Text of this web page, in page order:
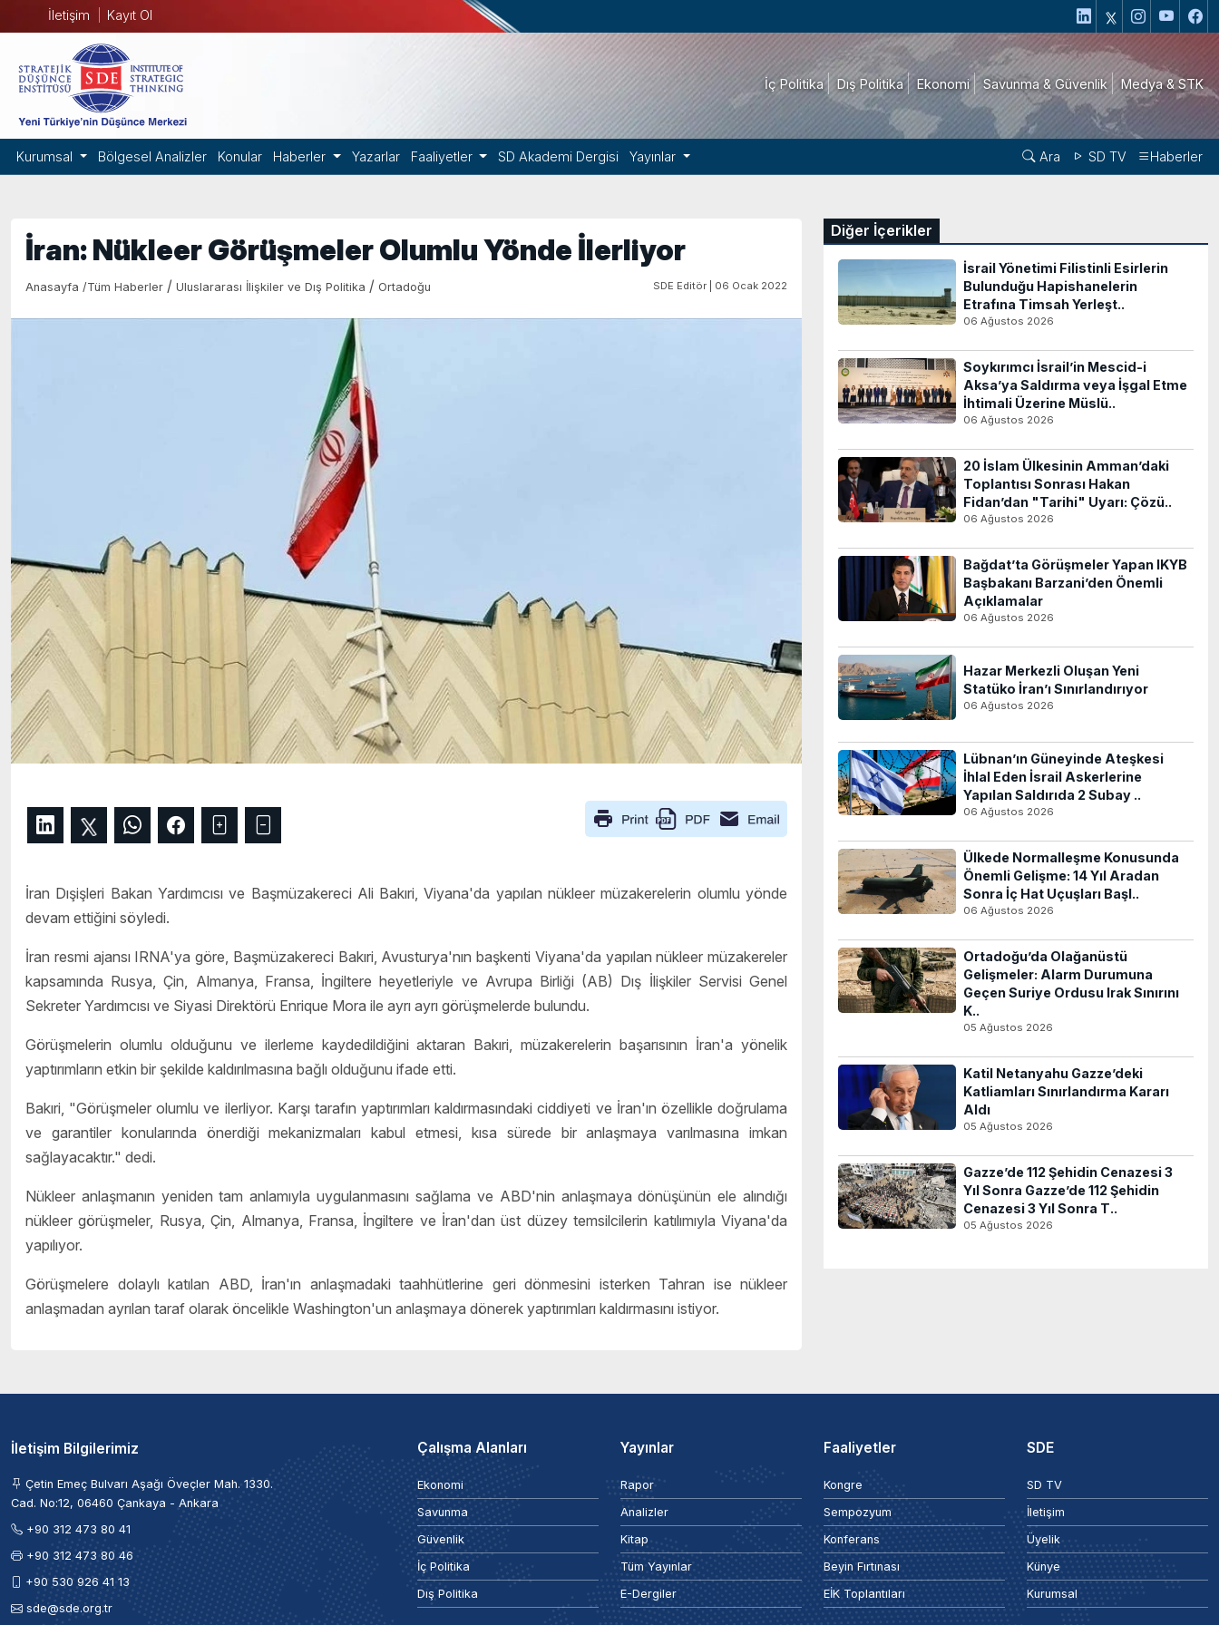
İletişim Kayıt Ol
İç Politika Dış Politika Ekonomi Savunma & Güvenlik Medya & STK
Kurumsal Bölgesel Analizler Konular Haberler Yazarlar Faaliyetler SD Akademi Dergisi Yayınlar Ara SD TV Haberler
İran: Nükleer Görüşmeler Olumlu Yönde İlerliyor
Anasayfa /Tüm Haberler / Uluslararası İlişkiler ve Dış Politika / Ortadoğu SDE Editör | 06 Ocak 2022
İran Dışişleri Bakan Yardımcısı ve Başmüzakereci Ali Bakıri, Viyana'da yapılan nükleer müzakerelerin olumlu yönde
devam ettiğini söyledi.
İran resmi ajansı IRNA'ya göre, Başmüzakereci Bakıri, Avusturya'nın başkenti Viyana'da yapılan nükleer müzakereler
kapsamında Rusya, Çin, Almanya, Fransa, İngiltere heyetleriyle ve Avrupa Birliği (AB) Dış İlişkiler Servisi Genel
Sekreter Yardımcısı ve Siyasi Direktörü Enrique Mora ile ayrı ayrı görüşmelerde bulundu.
Görüşmelerin olumlu olduğunu ve ilerleme kaydedildiğini aktaran Bakıri, müzakerelerin başarısının İran'a yönelik
yaptırımların etkin bir şekilde kaldırılmasına bağlı olduğunu ifade etti.
Bakıri, "Görüşmeler olumlu ve ilerliyor. Karşı tarafın yaptırımları kaldırmasındaki ciddiyeti ve İran'ın özellikle doğrulama
ve garantiler konularında önerdiği mekanizmaları kabul etmesi, kısa sürede bir anlaşmaya varılmasına imkan
sağlayacaktır." dedi.
Nükleer anlaşmanın yeniden tam anlamıyla uygulanmasını sağlama ve ABD'nin anlaşmaya dönüşünün ele alındığı
nükleer görüşmeler, Rusya, Çin, Almanya, Fransa, İngiltere ve İran'dan üst düzey temsilcilerin katılımıyla Viyana'da
yapılıyor.
Görüşmelere dolaylı katılan ABD, İran'ın anlaşmadaki taahhütlerine geri dönmesini isterken Tahran ise nükleer
anlaşmadan ayrılan taraf olarak öncelikle Washington'un anlaşmaya dönerek yaptırımları kaldırmasını istiyor.
Diğer İçerikler
İsrail Yönetimi Filistinli Esirlerin
Bulunduğu Hapishanelerin
Etrafına Timsah Yerleşt..
06 Ağustos 2026
Soykırımcı İsrail’in Mescid-i
Aksa’ya Saldırma veya İşgal Etme
İhtimali Üzerine Müslü..
06 Ağustos 2026
20 İslam Ülkesinin Amman’daki
Toplantısı Sonrası Hakan
Fidan’dan "Tarihi" Uyarı: Çözü..
06 Ağustos 2026
Bağdat’ta Görüşmeler Yapan IKYB
Başbakanı Barzani’den Önemli
Açıklamalar
06 Ağustos 2026
Hazar Merkezli Oluşan Yeni
Statüko İran’ı Sınırlandırıyor
06 Ağustos 2026
Lübnan’ın Güneyinde Ateşkesi
İhlal Eden İsrail Askerlerine
Yapılan Saldırıda 2 Subay ..
06 Ağustos 2026
Ülkede Normalleşme Konusunda
Önemli Gelişme: 14 Yıl Aradan
Sonra İç Hat Uçuşları Başl..
06 Ağustos 2026
Ortadoğu’da Olağanüstü
Gelişmeler: Alarm Durumuna
Geçen Suriye Ordusu Irak Sınırını
K..
05 Ağustos 2026
Katil Netanyahu Gazze’deki
Katliamları Sınırlandırma Kararı
Aldı
05 Ağustos 2026
Gazze’de 112 Şehidin Cenazesi 3
Yıl Sonra Gazze’de 112 Şehidin
Cenazesi 3 Yıl Sonra T..
05 Ağustos 2026
İletişim Bilgilerimiz
Çetin Emeç Bulvarı Aşağı Öveçler Mah. 1330.
Cad. No:12, 06460 Çankaya - Ankara
+90 312 473 80 41
+90 312 473 80 46
+90 530 926 41 13
sde@sde.org.tr
Çalışma Alanları
Ekonomi
Savunma
Güvenlik
İç Politika
Dış Politika
Yayınlar
Rapor
Analizler
Kitap
Tüm Yayınlar
E-Dergiler
Faaliyetler
Kongre
Sempozyum
Konferans
Beyin Fırtınası
EİK Toplantıları
SDE
SD TV
İletişim
Üyelik
Künye
Kurumsal